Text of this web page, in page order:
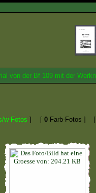
von der Bf 109 mit der
w-Fotos ] [ 0 Farb-Fotos ]